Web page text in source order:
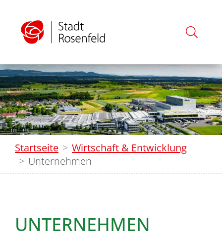
Startseite
Wirtschaft & Entwicklung
Unternehmen
UNTERNEHMEN